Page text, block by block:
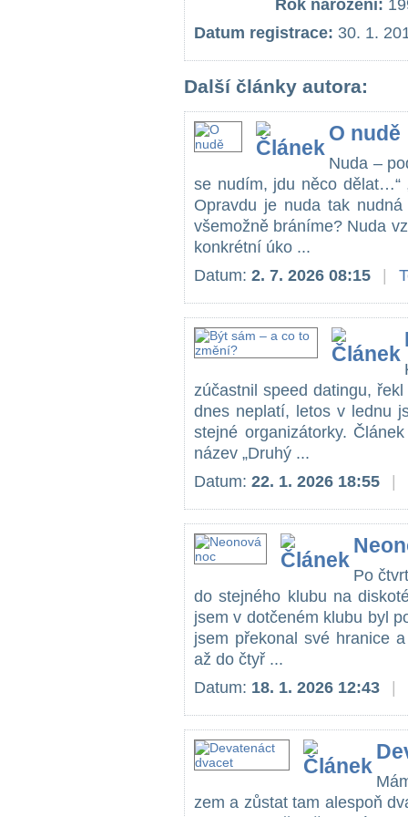
Rok narození:
Datum registrace: 30. 1.
Další články autora:
O nudě
Nuda –
se nudím, jdu něco dělat…“
Opravdu je nuda tak
všemožně bráníme? Nuda
konkrétní úko ...
Datum: 2. 7. 2026 08:15
zúčastnil speed datingu,
dnes neplatí, letos v lednu
stejné organizátorky.
název „Druhý ...
Datum: 22. 1. 2026 18:55
Po
do stejného klubu na
jsem v dotčeném klubu byl
jsem překonal své hranice
až do čtyř ...
Datum: 18. 1. 2026 12:43
zem a zůstat tam alespoň